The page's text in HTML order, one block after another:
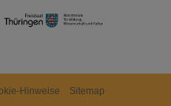
Hinweise
Sitemap